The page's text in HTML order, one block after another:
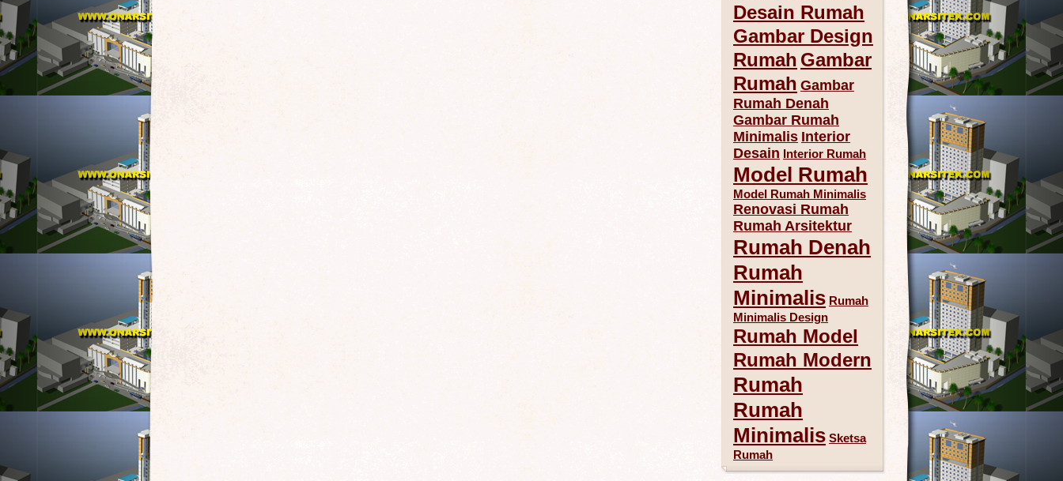
Desain Rumah
Gambar Design
Rumah Gambar
Rumah Gambar
Rumah Denah
Gambar Rumah
Minimalis Interior
Desain
Interior Rumah
Model Rumah
Model Rumah Minimalis
Renovasi Rumah
Rumah Arsitektur
Rumah Denah
Rumah
Minimalis Rumah
Minimalis Design
Rumah Model
Rumah Modern
Rumah
Rumah
Minimalis Sketsa
Rumah